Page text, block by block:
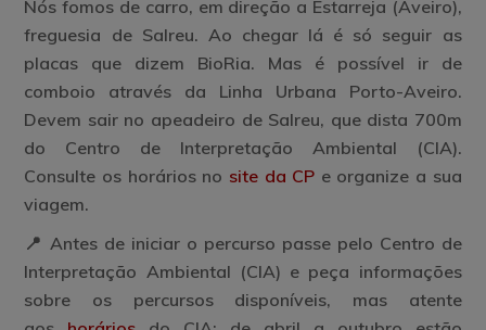
Nós fomos de carro, em direção a Estarreja (Aveiro),
freguesia de Salreu. Ao chegar lá é só seguir as
placas que dizem BioRia. Mas é possível ir de
comboio através da Linha Urbana Porto-Aveiro.
Devem sair no apeadeiro de Salreu, que dista 700m
do Centro de Interpretação Ambiental (CIA).
Consulte os horários no site da CP e organize a sua
viagem.
📍 Antes de iniciar o percurso passe pelo Centro de
Interpretação Ambiental (CIA) e peça informações
sobre os percursos disponíveis, mas atente